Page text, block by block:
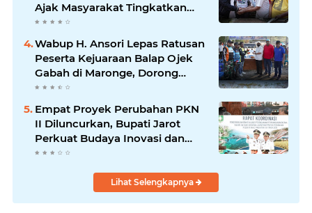
Ajak Masyarakat Tingkatkan
Kewaspadaan terhadap Instalasi
Listrik
Wabup H. Ansori Lepas Ratusan
Peserta Kejuaraan Balap Ojek
Gabah di Maronge, Dorong
Sportivitas dan Perputaran
Ekonomi Lokal
Empat Proyek Perubahan PKN
II Diluncurkan, Bupati Jarot
Perkuat Budaya Inovasi dan
Tata Kelola Pemerintahan
Lihat Selengkapnya